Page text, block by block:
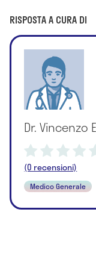
RISPOSTA A CURA DI
Dr. Vincenzo
(0 recensioni)
Medico Generale